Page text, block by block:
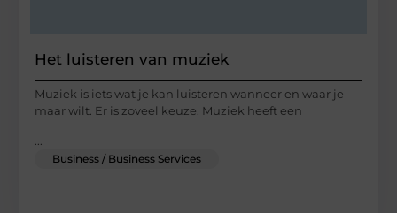
Het luisteren van muziek
Muziek is iets wat je kan luisteren wanneer en waar je
maar wilt. Er is zoveel keuze. Muziek heeft een
Business / Business Services